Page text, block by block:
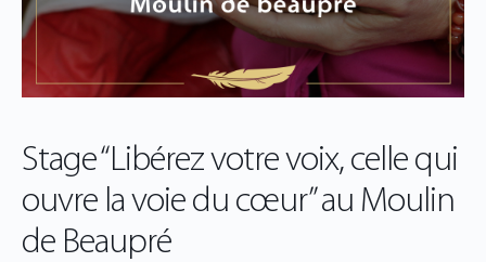
Stage “Libérez votre voix, celle qui
ouvre la voie du cœur” au Moulin
de Beaupré